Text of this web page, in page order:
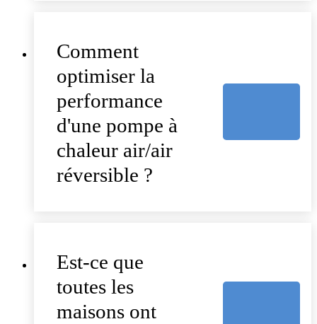
Comment
optimiser la
performance
d'une pompe à
chaleur air/air
réversible ?
Est-ce que
toutes les
maisons ont